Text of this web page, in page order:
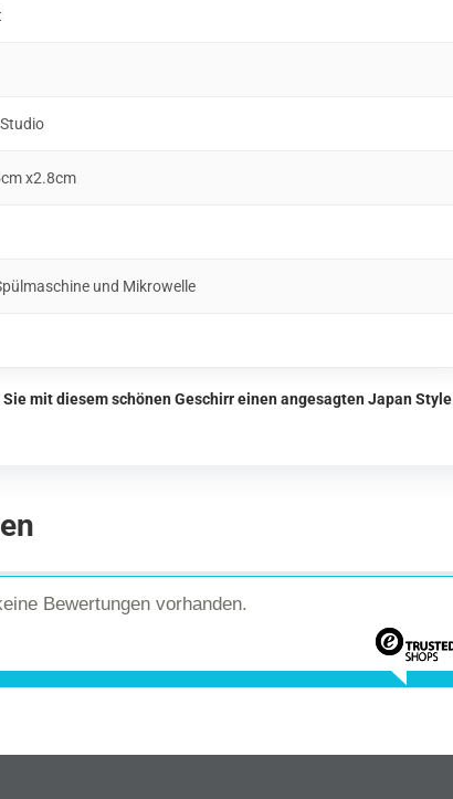
x2.8cm
und Mikrowelle
mit diesem schönen Geschirr einen angesagten Japan Style
Bewertungen vorhanden.